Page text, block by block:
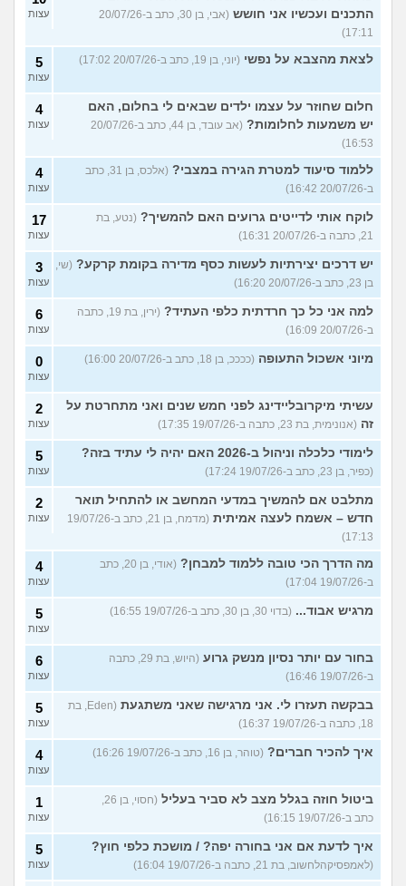
התכנים ועכשיו אני חושש
(אבי, בן 30, כתב ב-20/07/26
17:11)
עצות
לצאת מהצבא על נפשי (יוני, בן 19, כתב ב-20/07/26 17:02) 5
עצות
חלום שחוזר על עצמו ילדים שבאים לי בחלום, האם
יש משמעות לחלומות?
(אב עובד, בן 44, כתב ב-20/07/26
16:53)
4
עצות
ללמוד סיעוד למטרת הגירה במצבי?
(אלכס, בן 31, כתב
ב-20/07/26 16:42)
4
עצות
לוקח אותי לדייטים גרועים האם להמשיך? (נטע, בת
21, כתבה ב-20/07/26 16:31)
17
עצות
יש דרכים יצירתיות לעשות כסף מדירה בקומת קרקע? (שי,
בן 23, כתב ב-20/07/26 16:20)
3
עצות
למה אני כל כך חרדתית כלפי העתיד?
(ירין, בת 19, כתבה
ב-20/07/26 16:09)
6
עצות
מיוני אשכול התעופה (ככככ, בן 18, כתב ב-20/07/26 16:00) 0
עצות
עשיתי מיקרובליידינג לפני חמש שנים ואני מתחרטת על
זה (אנונימית, בת 23, כתבה ב-19/07/26 17:35)
2
עצות
לימודי כלכלה וניהול ב-2026 האם יהיה לי עתיד בזה?
(כפיר, בן 23, כתב ב-19/07/26 17:24)
5
עצות
מתלבט אם להמשיך במדעי המחשב או להתחיל תואר
חדש – אשמח לעצה אמיתית
(מדמח, בן 21, כתב ב-19/07/26
17:13)
2
עצות
מה הדרך הכי טובה ללמוד למבחן?
(אודי, בן 20, כתב
ב-19/07/26 17:04)
4
עצות
מרגיש אבוד... (בדוי 30, בן 30, כתב ב-19/07/26 16:55) 5
עצות
בחור עם יותר נסיון מנשק גרוע
(היוש, בת 29, כתבה
ב-19/07/26 16:46)
6
עצות
בבקשה תעזרו לי. אני מרגישה שאני משתגעת
(Eden, בת
18, כתבה ב-19/07/26 16:37)
5
עצות
איך להכיר חברים? (טוהר, בן 16, כתב ב-19/07/26 16:26) 4
עצות
ביטול חוזה בגלל מצב לא סביר בעליל
(חסוי, בן 26,
כתב ב-19/07/26 16:15)
1
עצות
איך לדעת אם אני בחורה יפה? / מושכת כלפי חוץ?
(לאמפסיקהלחשוב, בת 21, כתבה ב-19/07/26 16:04)
5
עצות